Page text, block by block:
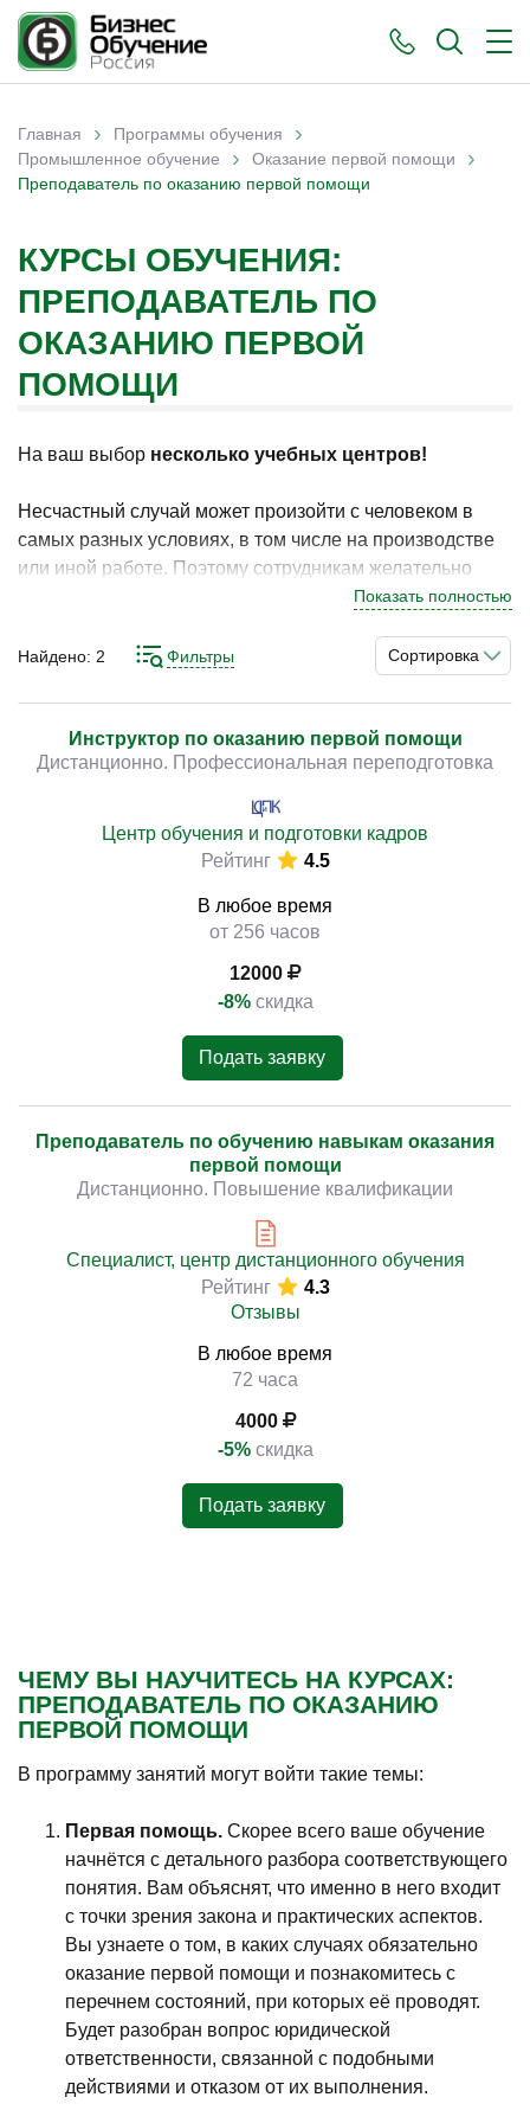
Вы здесь
Главная › Программы обучения ›
Промышленное обучение › Оказание первой помощи ›
Преподаватель по оказанию первой помощи
КУРСЫ ОБУЧЕНИЯ:
ПРЕПОДАВАТЕЛЬ ПО
ОКАЗАНИЮ ПЕРВОЙ
ПОМОЩИ
На ваш выбор несколько учебных центров!
Несчастный случай может произойти с человеком в
самых разных условиях, в том числе на производстве
или иной работе. Поэтому сотрудникам желательно
обладать навыками оказания первой помощи.
могут стать решающим фактором, позволившим
сохранить жизнь и здоровье. В свою очередь
обеспечить разных специалистов соответствующими
навыками может профильный преподаватель. Однако и
ему самому нужно специализированная подготовка.
Послужить источником таковой вполне могут
некоторые курсы. На них вас обеспечат требуемыми
знаниями и реальными умениями.
Показать полностью
Сортировка
Найдено: 2 Фильтры
Инструктор по оказанию первой помощи
Дистанционно. Профессиональная переподготовка
Центр обучения и подготовки кадров
Рейтинг
4.5
В любое время
от 256 часов
12000
-8% скидка
Подать заявку
Преподаватель по обучению навыкам оказания
первой помощи
Дистанционно. Повышение квалификации
Специалист, центр дистанционного обучения
Рейтинг
4.3
Отзывы
В любое время
72 часа
4000
-5% скидка
Подать заявку
ЧЕМУ ВЫ НАУЧИТЕСЬ НА КУРСАХ:
ПРЕПОДАВАТЕЛЬ ПО ОКАЗАНИЮ
ПЕРВОЙ ПОМОЩИ
В программу занятий могут войти такие темы:
Первая помощь. Скорее всего ваше обучение
начнётся с детального разбора соответствующего
понятия. Вам объяснят, что именно в него входит
с точки зрения закона и практических аспектов.
Вы узнаете о том, в каких случаях обязательно
оказание первой помощи и познакомитесь с
перечнем состояний, при которых её проводят.
Будет разобран вопрос юридической
ответственности, связанной с подобными
действиями и отказом от их выполнения.